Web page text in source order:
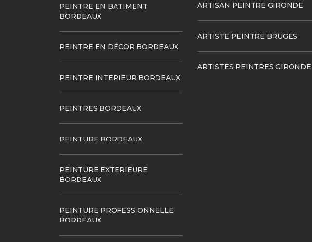
PEINTRE EN BATIMENT
BORDEAUX
PEINTRE EN DÉCOR BORDEAUX
PEINTRE INTERIEUR BORDEAUX
PEINTRES BORDEAUX
PEINTURE BORDEAUX
PEINTURE EXTERIEURE
BORDEAUX
PEINTURE PROFESSIONNELLE
BORDEAUX
ARTISAN PEINTRE GIRONDE
ARTISTE PEINTRE BRUGES
ARTISTES PEINTRES GIRONDE